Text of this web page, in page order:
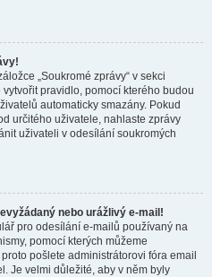
„Soukromé zprávy“ v sekci
pravidlo, pomocí kterého budou
automaticky smazány. Pokud
určitého uživatele, nahlaste zprávy
uživateli v odesílání soukromých
nebo urážlivý e-mail!
pro odesílání e-mailů používaný na
pomocí kterých můžeme
pošlete administrátorovi fóra email
Je velmi důležité, aby v něm byly